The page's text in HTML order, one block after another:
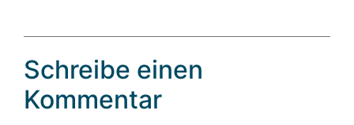
Schreibe einen
Kommentar